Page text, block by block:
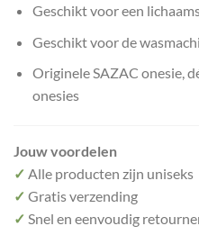
Geschikt voor een
Geschikt voor de
Originele SAZAC onesie,
onesies
Jouw voordelen
✓ Alle producten zijn uniseks
✓ Gratis verzending
✓ Snel en eenvoudig